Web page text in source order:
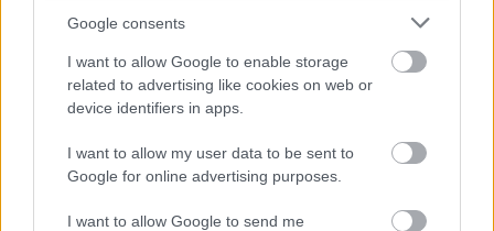
Google consents
I want to allow Google to enable storage
related to advertising like cookies on web or
device identifiers in apps.
I want to allow my user data to be sent to
Google for online advertising purposes.
I want to allow Google to send me
Ügyességi versenyek, KRESZ-kvíz, ingyenes kerékpár- és e-